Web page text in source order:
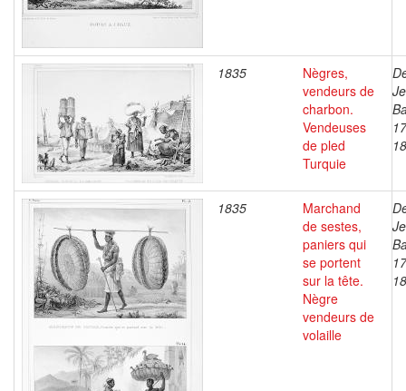
1835
Nègres,
vendeurs de
charbon.
Vendeuses
de pled
Turquie
1835
Marchand
de sestes,
paniers qui
se portent
sur la tête.
Nègre
vendeurs de
volaille